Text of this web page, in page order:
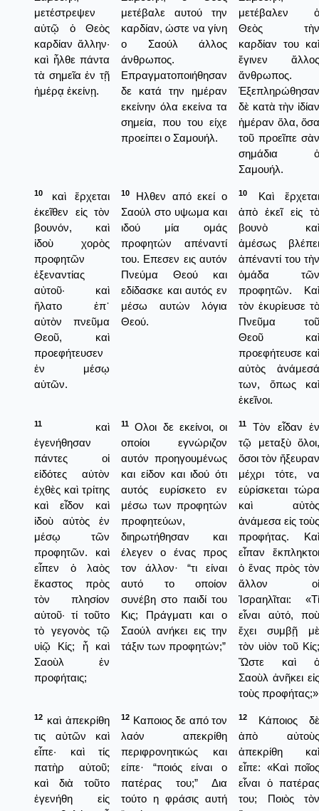
μετέστρεψεν
αὐτῷ ὁ Θεὸς
καρδίαν ἄλλην·
καὶ ἦλθε πάντα
τὰ σημεῖα ἐν τῇ
ἡμέρᾳ ἐκείνῃ.
μετέβαλε αυτού την
καρδίαν, ώστε να γίνη
ο Σαούλ άλλος
άνθρωπος.
Επραγματοποιήθησαν
δε κατά την ημέραν
εκείνην όλα εκείνα τα
σημεία, που του είχε
προείπει ο Σαμουήλ.
μετέβαλεν ὁ
Θεὸς τὴν
καρδίαν του καὶ
ἔγινεν ἄλλος
ἄνθρωπος.
Ἐξεπληρώθησαν
δὲ κατὰ τὴν ἰδίαν
ἡμέραν ὅλα, ὅσα
τοῦ προεῖπε σὰν
σημάδια ὁ
Σαμουήλ.
10
καὶ ἔρχεται
ἐκεῖθεν εἰς τὸν
βουνόν, καὶ
ἰδοὺ χορὸς
προφητῶν
ἐξεναντίας
αὐτοῦ· καὶ
ἥλατο ἐπ᾿
αὐτὸν πνεῦμα
Θεοῦ, καὶ
προεφήτευσεν
ἐν μέσῳ
αὐτῶν.
10
Ηλθεν από εκεί ο
Σαούλ στο υψωμα και
ιδού μία ομάς
προφητών απέναντί
του. Επεσεν εις αυτόν
Πνεύμα Θεού και
εδίδασκε και αυτός εν
μέσω αυτών λόγια
Θεού.
10
Καὶ ἔρχεται
ἀπὸ ἐκεῖ εἰς τὸ
βουνὸ καὶ
ἀμέσως βλέπει
ἀπέναντί του τὴν
ὁμάδα τῶν
προφητῶν. Καὶ
τὸν ἐκυρίευσε τὸ
Πνεῦμα τοῦ
Θεοῦ καὶ
προεφήτευσε καὶ
αὐτὸς ἀνάμεσά
των, ὅπως καὶ
ἐκεῖνοι.
11
καὶ
ἐγενήθησαν
πάντες οἱ
εἰδότες αὐτὸν
ἐχθὲς καὶ τρίτης
καὶ εἶδον καὶ
ἰδοὺ αὐτὸς ἐν
μέσῳ τῶν
προφητῶν. καὶ
εἶπεν ὁ λαὸς
ἕκαστος πρὸς
τὸν πλησίον
αὐτοῦ· τί τοῦτο
τὸ γεγονὸς τῷ
υἱῷ Κίς; ἦ καὶ
Σαοὺλ ἐν
προφήταις;
11
Ολοι δε εκείνοι, οι
οποίοι εγνώριζον
αυτόν προηγουμένως
και είδον και ιδού ότι
αυτός ευρίσκετο εν
μέσω των προφητών
προφητεύων,
διηρωτήθησαν και
έλεγεν ο ένας προς
τον άλλον· “τι είναι
αυτό το οποίον
συνέβη στο παιδί του
Κις; Πράγματι και ο
Σαούλ ανήκει εις την
τάξιν των προφητών;”
11
Τὸν εἶδαν ἐν
τῷ μεταξὺ ὅλοι,
ὅσοι τὸν ἤξευραν
μέχρι τότε, να
εὑρίσκεται τώρα
καὶ αὐτὸς
ἀνάμεσα εἰς τοὺς
προφήτας. Καὶ
εἶπαν ἔκπληκτοι
ὁ ἕνας πρὸς τὸν
ἄλλον οἱ
Ἰσραηλῖται: «Τί
εἶναι αὐτό, ποὺ
ἔχει συμβῇ μὲ
τὸν υἱὸν τοῦ Κίς;
Ὥστε καὶ ὁ
Σαοὺλ ἀνῆκει εἰς
τοὺς προφήτας;»
12 καὶ ἀπεκρίθη
τις αὐτῶν καὶ
εἶπε· καὶ τίς
πατὴρ αὐτοῦ;
καὶ διὰ τοῦτο
ἐγενήθη εἰς
12 Καποιος δε από τον
λαόν απεκρίθη
περιφρονητικώς και
είπε· “ποιός είναι ο
πατέρας του;” Δια
τούτο η φράσις αυτή
12
Κάποιος δὲ
ἀπὸ αὐτοὺς
ἀπεκρίθη καὶ
εἶπε: «Καὶ ποῖος
εἶναι ὁ πατέρας
του; Ποιὸς τὸν